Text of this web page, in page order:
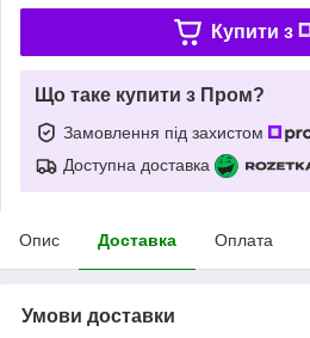
Купити з
Що таке купити з Пром?
Замовлення під захистом
Доступна доставка
Опис Доставка Оплата
Умови доставки